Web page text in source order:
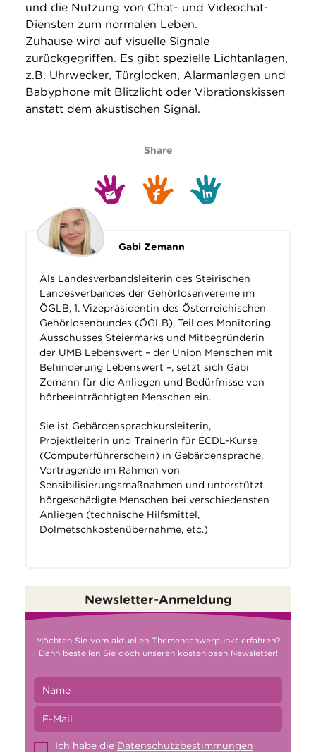
und die Nutzung von Chat- und Videochat-
Diensten zum normalen Leben.
Zuhause wird auf visuelle Signale
zurückgegriffen. Es gibt spezielle Lichtanlagen,
z.B. Uhrwecker, Türglocken, Alarmanlagen und
Babyphone mit Blitzlicht oder Vibrationskissen
anstatt dem akustischen Signal.
Share
Gabi Zemann
Als Landesverbandsleiterin des Steirischen
Landesverbandes der Gehörlosenvereine im
ÖGLB, 1. Vizepräsidentin des Österreichischen
Gehörlosenbundes (ÖGLB), Teil des Monitoring
Ausschusses Steiermarks und Mitbegründerin
der UMB Lebenswert – der Union Menschen mit
Behinderung Lebenswert –, setzt sich Gabi
Zemann für die Anliegen und Bedürfnisse von
hörbeeinträchtigten Menschen ein.
Sie ist Gebärdensprachkursleiterin,
Projektleiterin und Trainerin für ECDL-Kurse
(Computerführerschein) in Gebärdensprache,
Vortragende im Rahmen von
Sensibilisierungsmaßnahmen und unterstützt
hörgeschädigte Menschen bei verschiedensten
Anliegen (technische Hilfsmittel,
Dolmetschkostenübernahme, etc.)
Newsletter-Anmeldung
Möchten Sie vom aktuellen Themenschwerpunkt erfahren?
Dann bestellen Sie doch unseren kostenlosen Newsletter!
Ich habe die Datenschutzbestimmungen